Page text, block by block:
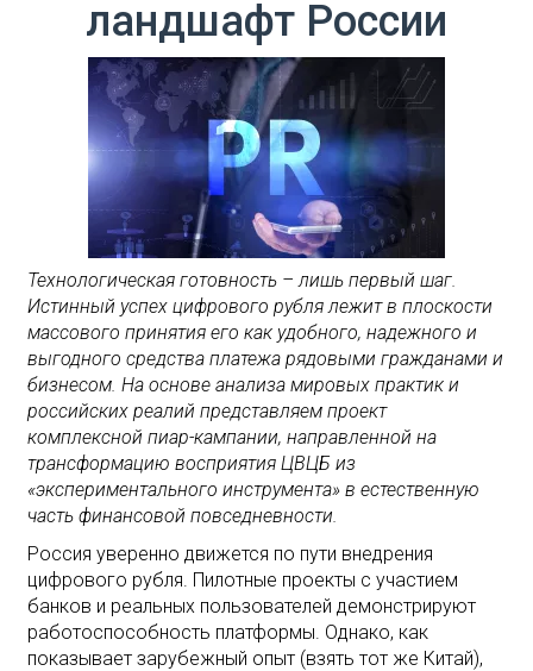
ландшафт России
Технологическая готовность – лишь первый шаг.
Истинный успех цифрового рубля лежит в плоскости
массового принятия его как удобного, надежного и
выгодного средства платежа рядовыми гражданами и
бизнесом. На основе анализа мировых практик и
российских реалий представляем проект
комплексной пиар-кампании, направленной на
трансформацию восприятия ЦВЦБ из
«экспериментального инструмента» в естественную
часть финансовой повседневности.
Россия уверенно движется по пути внедрения
цифрового рубля. Пилотные проекты с участием
банков и реальных пользователей демонстрируют
работоспособность платформы. Однако, как
показывает зарубежный опыт (взять тот же Китай),